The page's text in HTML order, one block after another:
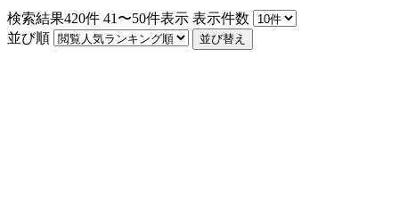
検索結果420件 41〜50件表示 表示件数
並び順
並び替え